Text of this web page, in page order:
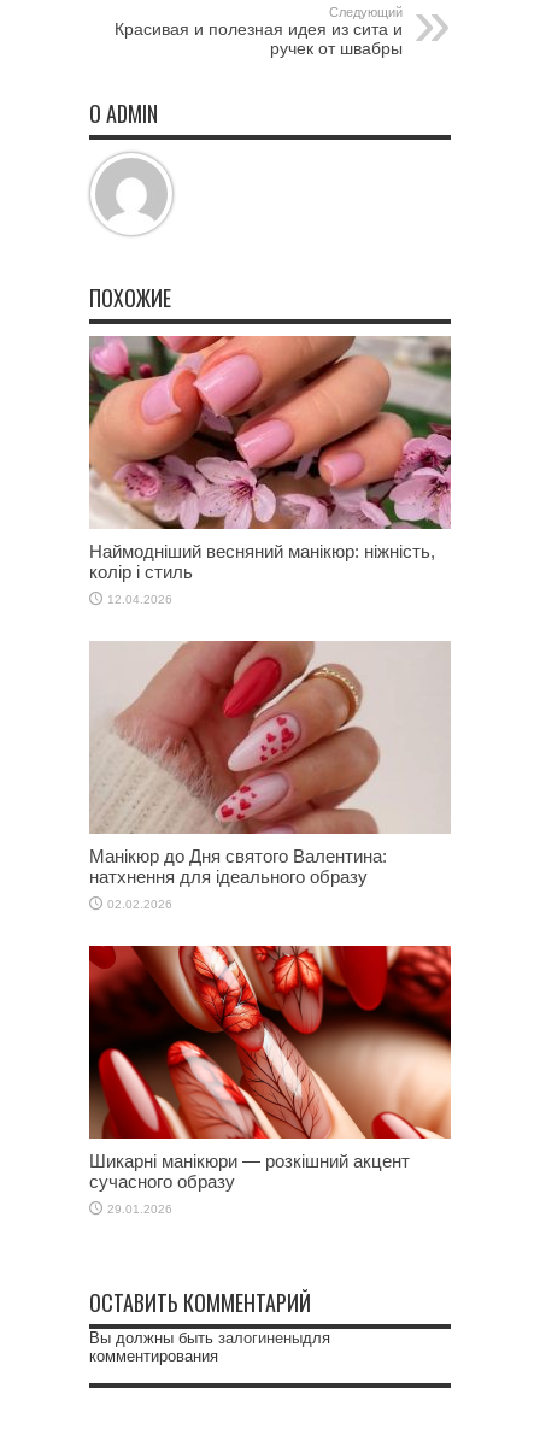
Следующий
Красивая и полезная идея из сита и
ручек от швабры
О ADMIN
ПОХОЖИЕ
Наймодніший весняний манікюр: ніжність,
колір і стиль
12.04.2026
Манікюр до Дня святого Валентина:
натхнення для ідеального образу
02.02.2026
Шикарні манікюри — розкішний акцент
сучасного образу
29.01.2026
ОСТАВИТЬ КОММЕНТАРИЙ
Вы должны быть залогиненыдля
комментирования